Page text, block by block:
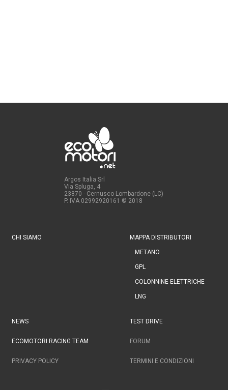
Argos Italia Srl
Via Spluga, 4
23870 - Cernusco Lombardone (LC)
P. IVA 02992920161 © 2018
CHI SIAMO MAPPA DISTRIBUTORI
METANO
GPL
COLONNINE ELETTRICHE
LNG
NEWS TEST DRIVE
ECOMOTORI RACING TEAM FORUM
PRIVACY POLICY TERMINI E CONDIZIONI